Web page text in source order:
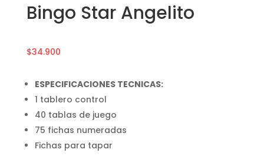
Bingo Star Angelito
$34.900
ESPECIFICACIONES TECNICAS:
1 tablero control
40 tablas de juego
75 fichas numeradas
Fichas para tapar